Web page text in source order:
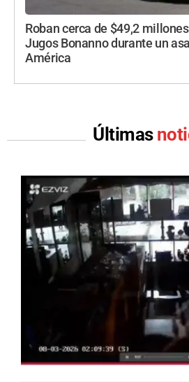
Roban cerca de $49,2
Jugos Bonanno durante un
América
Últimas